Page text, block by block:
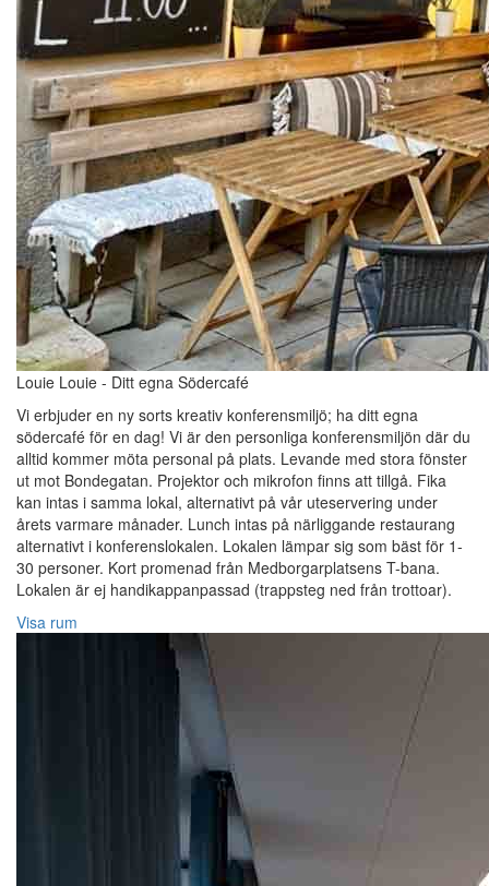
Louie Louie - Ditt egna Södercafé
Vi erbjuder en ny sorts kreativ konferensmiljö; ha ditt egna
södercafé för en dag! Vi är den personliga konferensmiljön där du
alltid kommer möta personal på plats. Levande med stora fönster
ut mot Bondegatan. Projektor och mikrofon finns att tillgå. Fika
kan intas i samma lokal, alternativt på vår uteservering under
årets varmare månader. Lunch intas på närliggande restaurang
alternativt i konferenslokalen. Lokalen lämpar sig som bäst för 1-
30 personer. Kort promenad från Medborgarplatsens T-bana.
Lokalen är ej handikappanpassad (trappsteg ned från trottoar).
Visa rum